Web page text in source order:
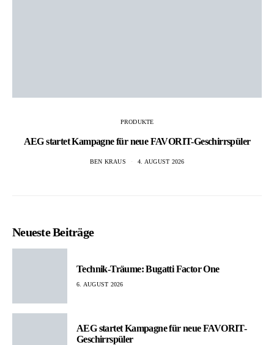
PRODUKTE
AEG startet Kampagne für neue FAVORIT-Geschirrspüler
BEN KRAUS 4. AUGUST 2026
Neueste Beiträge
Technik-Träume: Bugatti Factor One
6. AUGUST 2026
AEG startet Kampagne für neue FAVORIT-
Geschirrspüler